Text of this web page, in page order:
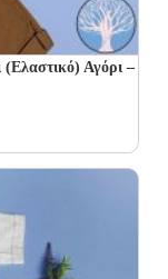
Αγόρι –